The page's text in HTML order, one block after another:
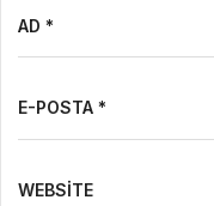
AD *
E-POSTA *
WEBSITE